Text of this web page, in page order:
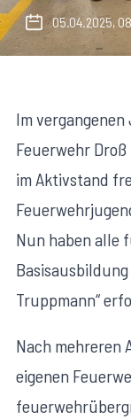
05.04.2025,
Im
Feuerwehr
im Aktivstand
Nun haben alle
Truppmann“
Nach mehreren
eigenen